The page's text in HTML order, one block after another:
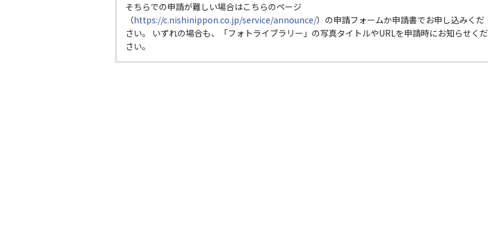
そちらでの申請が難しい場合はこちらのページ
（https://c.nishinippon.co.jp/service/announce/）の申請フォームか申請書でお申し込みくだ
さい。 いずれの場合も、「フォトライブラリー」の写真タイトルやURLを申請時にお知らせくだ
さい。